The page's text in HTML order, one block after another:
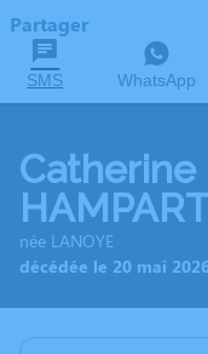
Partager
SMS WhatsApp
Catherine
née LANOYE
décédée le 20 mai